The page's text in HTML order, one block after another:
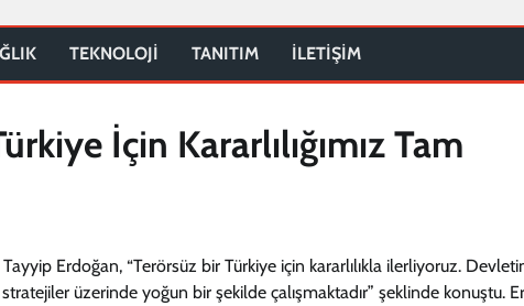
TEKNOLOJİ TANITIM İLETİŞİM
İçin Kararlılığımız Tam
Erdoğan, “Terörsüz bir Türkiye için kararlılıkla ilerliyoruz.
üzerinde yoğun bir şekilde çalışmaktadır” şeklinde konuştu.